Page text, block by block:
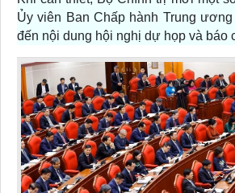
Ủy viên Ban Chấp hành Trung
đến nội dung hội nghị dự họp và báo